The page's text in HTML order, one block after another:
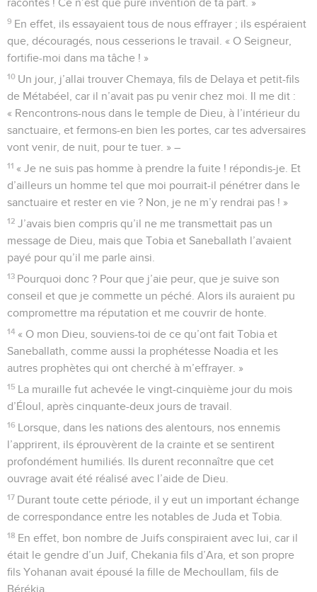
racontes ! Ce n’est que pure invention de ta part. »
9 En effet, ils essayaient tous de nous effrayer ; ils espéraient
que, découragés, nous cesserions le travail. « O Seigneur,
fortifie-moi dans ma tâche ! »
10 Un jour, j’allai trouver Chemaya, fils de Delaya et petit-fils
de Métabéel, car il n’avait pas pu venir chez moi. Il me dit :
« Rencontrons-nous dans le temple de Dieu, à l’intérieur du
sanctuaire, et fermons-en bien les portes, car tes adversaires
vont venir, de nuit, pour te tuer. » –
11 « Je ne suis pas homme à prendre la fuite ! répondis-je. Et
d’ailleurs un homme tel que moi pourrait-il pénétrer dans le
sanctuaire et rester en vie ? Non, je ne m’y rendrai pas ! »
12 J’avais bien compris qu’il ne me transmettait pas un
message de Dieu, mais que Tobia et Saneballath l’avaient
payé pour qu’il me parle ainsi.
13 Pourquoi donc ? Pour que j’aie peur, que je suive son
conseil et que je commette un péché. Alors ils auraient pu
compromettre ma réputation et me couvrir de honte.
14 « O mon Dieu, souviens-toi de ce qu’ont fait Tobia et
Saneballath, comme aussi la prophétesse Noadia et les
autres prophètes qui ont cherché à m’effrayer. »
15 La muraille fut achevée le vingt-cinquième jour du mois
d’Éloul, après cinquante-deux jours de travail.
16 Lorsque, dans les nations des alentours, nos ennemis
l’apprirent, ils éprouvèrent de la crainte et se sentirent
profondément humiliés. Ils durent reconnaître que cet
ouvrage avait été réalisé avec l’aide de Dieu.
17 Durant toute cette période, il y eut un important échange
de correspondance entre les notables de Juda et Tobia.
18 En effet, bon nombre de Juifs conspiraient avec lui, car il
était le gendre d’un Juif, Chekania fils d’Ara, et son propre
fils Yohanan avait épousé la fille de Mechoullam, fils de
Bérékia.